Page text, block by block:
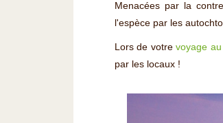
Menacées par la
l'espèce par les
Lors de votrevoyage
par les locaux !